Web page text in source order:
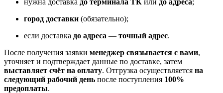
город доставки (обязательно);
если доставка до адреса — точный адрес.
После получения заявки менеджер связывается с вами,
уточняет и подтверждает данные по доставке, затем
выставляет счёт на оплату. Отгрузка осуществляется на
следующий рабочий день после поступления 100%
предоплаты.